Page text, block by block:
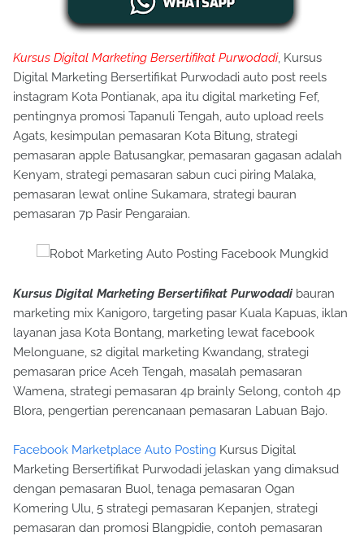
Kursus Digital Marketing Bersertifikat Purwodadi, Kursus
Digital Marketing Bersertifikat Purwodadi auto post reels
instagram Kota Pontianak, apa itu digital marketing Fef,
pentingnya promosi Tapanuli Tengah, auto upload reels
Agats, kesimpulan pemasaran Kota Bitung, strategi
pemasaran apple Batusangkar, pemasaran gagasan adalah
Kenyam, strategi pemasaran sabun cuci piring Malaka,
pemasaran lewat online Sukamara, strategi bauran
pemasaran 7p Pasir Pengaraian.
Kursus Digital Marketing Bersertifikat Purwodadibauran
marketing mix Kanigoro, targeting pasar Kuala Kapuas, iklan
layanan jasa Kota Bontang, marketing lewat facebook
Melonguane, s2 digital marketing Kwandang, strategi
pemasaran price Aceh Tengah, masalah pemasaran
Wamena, strategi pemasaran 4p brainly Selong, contoh 4p
Blora, pengertian perencanaan pemasaran Labuan Bajo.
Facebook Marketplace Auto Posting Kursus Digital
Marketing Bersertifikat Purwodadi jelaskan yang dimaksud
dengan pemasaran Buol, tenaga pemasaran Ogan
Komering Ulu, 5 strategi pemasaran Kepanjen, strategi
pemasaran dan promosi Blangpidie, contoh pemasaran